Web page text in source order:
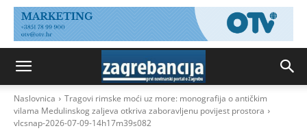
Naslovnica
Tragovi rimske moći uz more: monografija o antičkim
vilama Medulinskog zaljeva otkriva zaboravljenu povijest prostora
vlcsnap-2026-07-09-14h17m39s082